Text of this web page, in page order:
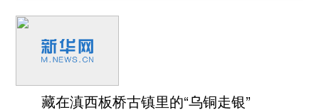
藏在滇西板桥古镇里的“乌铜走银”